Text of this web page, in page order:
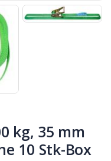
kg, 35 mm
10 Stk-Box